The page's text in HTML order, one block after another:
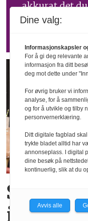
akkurat det
2005. Et
i ferien
Dine valg:
Informasjonskapsler
For å gi deg relevante
informasjon fra ditt
deg mot dette under
For øvrig bruker vi
analyse, for å
og for å utvikle og tilby
personvernerklæring.
Ditt digitale fagblad
trykte bladet alltid har
annonseplass. I digital
dine besøk på
kontinuerlig, slik at du
Avvis alle